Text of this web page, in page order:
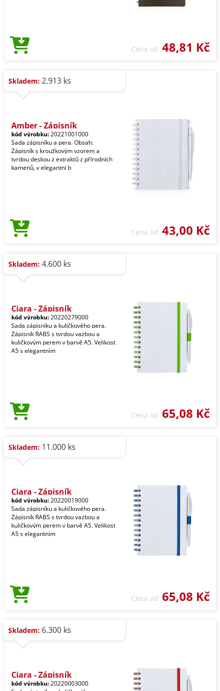
Cena od 48,81 Kč
Skladem: 2.913 ks
Amber - Zápisník
kód výrobku:20221001000
Sada zápisníku a pera. Obsah:
Zápisník s kroužkovým vzorem a
tvrdou deskou z extraktů z přírodních
kamenů, v elegantní b
Cena od 43,00 Kč
Skladem: 4.600 ks
Ciara - Zápisník
kód výrobku:20220279000
Sada zápisníku a kuličkového pera.
Zápisník RABS s tvrdou vazbou a
kuličkovým perem v barvě A5. Velikost
A5 s elegantním
Cena od 65,08 Kč
Skladem: 11.000 ks
Ciara - Zápisník
kód výrobku:20220019000
Sada zápisníku a kuličkového pera.
Zápisník RABS s tvrdou vazbou a
kuličkovým perem v barvě A5. Velikost
A5 s elegantním
Cena od 65,08 Kč
Skladem: 6.300 ks
Ciara - Zápisník
kód výrobku:20220003000